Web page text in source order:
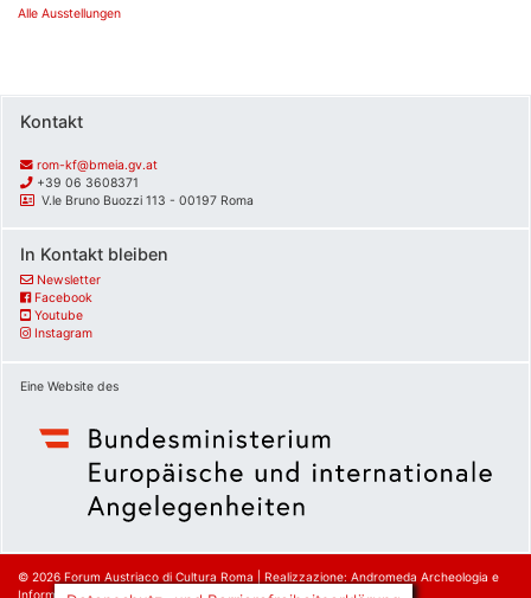
Alle Ausstellungen
Kontakt
rom-kf@bmeia.gv.at
+39 06 3608371
V.le Bruno Buozzi 113 - 00197 Roma
In Kontakt bleiben
Newsletter
Facebook
Youtube
Instagram
Eine Website des
© 2026 Forum Austriaco di Cultura Roma
Realizzazione: Andromeda Archeologia e
Informatica srl.